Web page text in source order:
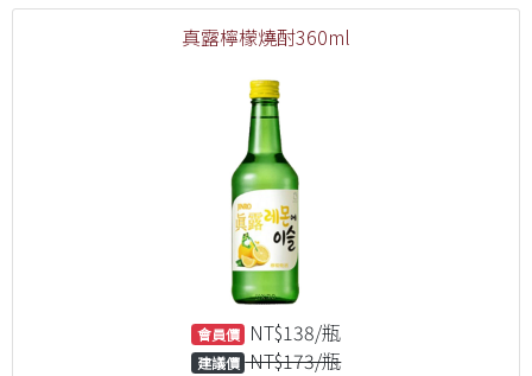
真露檸檬燒酎360ml
會員價 NT$138/瓶
建議價 NT$173/瓶